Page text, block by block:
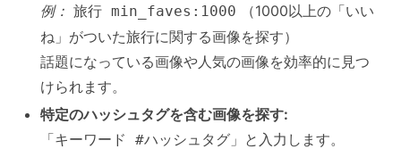
例： 旅行 min_faves:1000 （1000以上の「いい
ね」がついた旅行に関する画像を探す）
話題になっている画像や人気の画像を効率的に見つ
けられます。
特定のハッシュタグを含む画像を探す:
「キーワード #ハッシュタグ 」と入力します。